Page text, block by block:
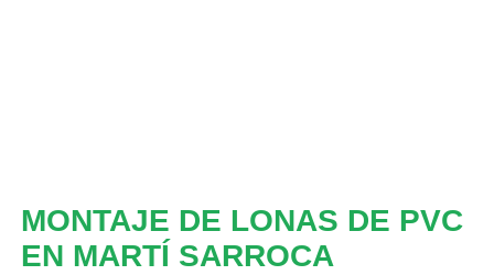
MONTAJE DE LONAS DE PVC
EN MARTÍ SARROCA